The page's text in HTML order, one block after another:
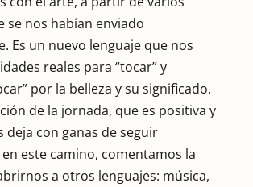
se nos habían enviado
Es un nuevo lenguaje que nos
reales para “tocar” y
por la belleza y su significado.
de la jornada, que es positiva y
deja con ganas de seguir
este camino, comentamos la
a otros lenguajes: música,